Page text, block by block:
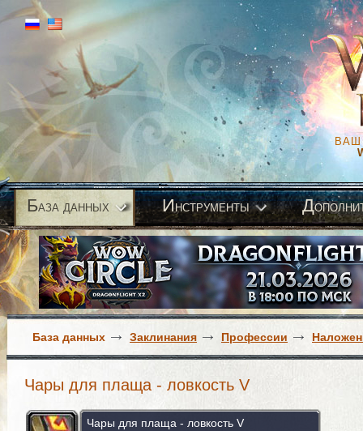
ВАШ
База данных Инструменты Д
База данных Заклинания Профессии
Чары для плаща - ловкость V
Чары для плаща - ловкость V